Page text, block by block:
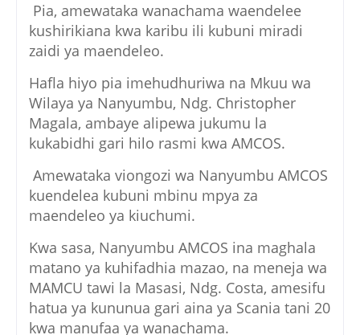
Pia, amewataka wanachama waendelee
kushirikiana kwa karibu ili kubuni miradi
zaidi ya maendeleo.
Hafla hiyo pia imehudhuriwa na Mkuu wa
Wilaya ya Nanyumbu, Ndg. Christopher
Magala, ambaye alipewa jukumu la
kukabidhi gari hilo rasmi kwa AMCOS.
Amewataka viongozi wa Nanyumbu AMCOS
kuendelea kubuni mbinu mpya za
maendeleo ya kiuchumi.
Kwa sasa, Nanyumbu AMCOS ina maghala
matano ya kuhifadhia mazao, na meneja wa
MAMCU tawi la Masasi, Ndg. Costa, amesifu
hatua ya kununua gari aina ya Scania tani 20
kwa manufaa ya wanachama.